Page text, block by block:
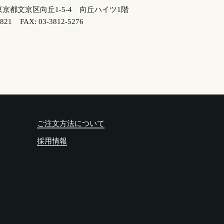
京都文京区向丘1-5-4 向丘ハイツ1階
FAX: 03-3812-5276
ご注文方法について
採用情報